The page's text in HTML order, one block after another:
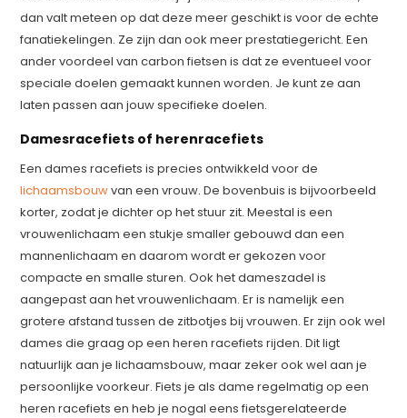
dan valt meteen op dat deze meer geschikt is voor de echte
fanatiekelingen. Ze zijn dan ook meer prestatiegericht. Een
ander voordeel van carbon fietsen is dat ze eventueel voor
speciale doelen gemaakt kunnen worden. Je kunt ze aan
laten passen aan jouw specifieke doelen.
Damesracefiets of herenracefiets
Een dames racefiets is precies ontwikkeld voor de
lichaamsbouwvan een vrouw. De bovenbuis is bijvoorbeeld
korter, zodat je dichter op het stuur zit. Meestal is een
vrouwenlichaam een stukje smaller gebouwd dan een
mannenlichaam en daarom wordt er gekozen voor
compacte en smalle sturen. Ook het dameszadel is
aangepast aan het vrouwenlichaam. Er is namelijk een
grotere afstand tussen de zitbotjes bij vrouwen. Er zijn ook wel
dames die graag op een heren racefiets rijden. Dit ligt
natuurlijk aan je lichaamsbouw, maar zeker ook wel aan je
persoonlijke voorkeur. Fiets je als dame regelmatig op een
heren racefiets en heb je nogal eens fietsgerelateerde